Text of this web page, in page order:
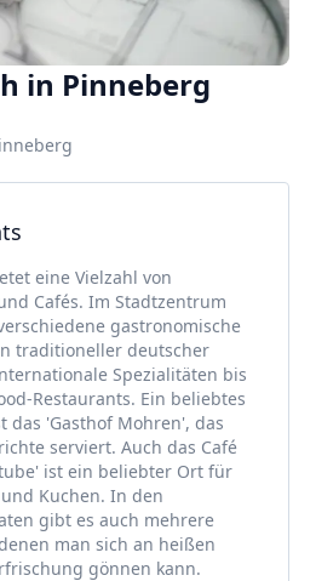
in Pinneberg
eine Vielzahl von
Cafés. Im Stadtzentrum
gastronomische
traditioneller deutscher
Spezialitäten bis
Restaurants. Ein beliebtes
das 'Gasthof Mohren', das
serviert. Auch das Café
ist ein beliebter Ort für
Kuchen. In den
gibt es auch mehrere
man sich an heißen
gönnen kann.